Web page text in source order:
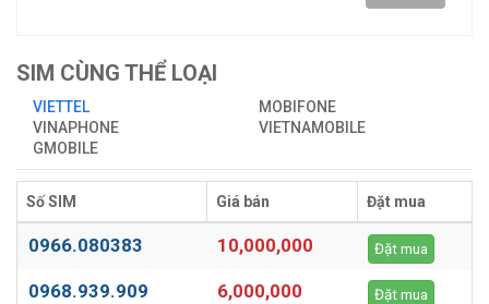
SIM CÙNG THỂ LOẠI
VIETTEL
MOBIFONE
VINAPHONE
VIETNAMOBILE
GMOBILE
Số SIM Giá bán Đặt mua
0966.080383 10,000,000 Đặt mua
0968.939.909 6,000,000 Đặt mua